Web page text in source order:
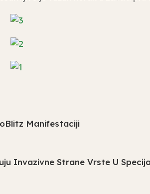
Manifestaciji
Invazivne Strane Vrste U